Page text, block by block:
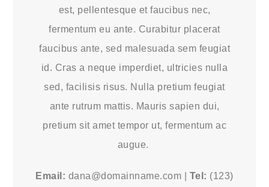
est, pellentesque et faucibus nec,
fermentum eu ante. Curabitur placerat
faucibus ante, sed malesuada sem feugiat
id. Cras a neque imperdiet, ultricies nulla
sed, facilisis risus. Nulla pretium feugiat
ante rutrum mattis. Mauris sapien dui,
pretium sit amet tempor ut, fermentum ac
augue.
Email: dana@domainname.com | Tel: (123)